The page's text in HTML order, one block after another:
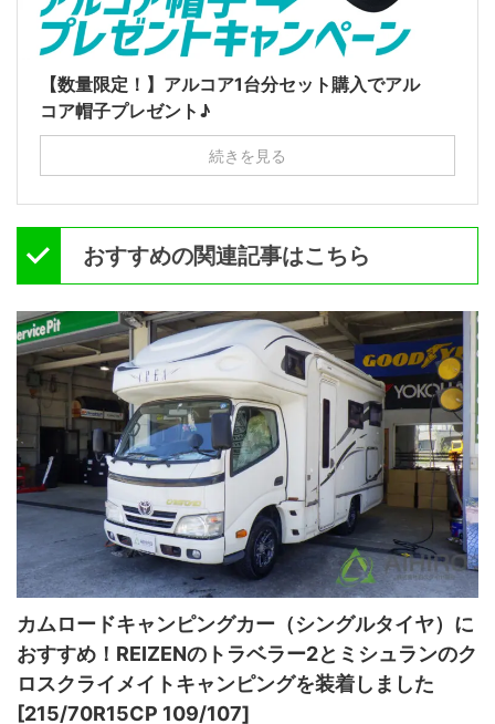
【数量限定！】アルコア1台分セット購入でアル
コア帽子プレゼント♪
続きを見る
おすすめの関連記事はこちら
カムロードキャンピングカー（シングルタイヤ）に
おすすめ！REIZENのトラベラー2とミシュランのク
ロスクライメイトキャンピングを装着しました
[215/70R15CP 109/107]